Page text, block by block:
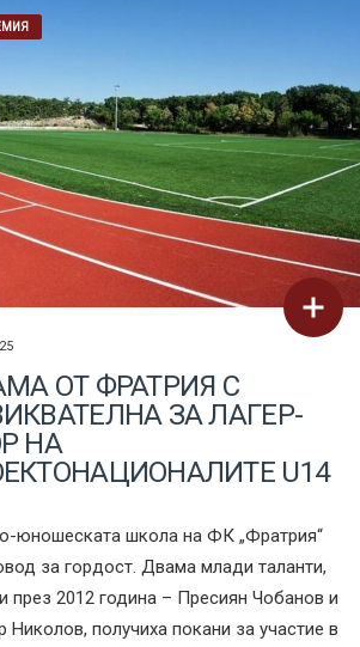
ОТ ФРАТРИЯ С
ЗА ЛАГЕР-
НА
U14
юношеската школа на ФК „Фратрия“
за гордост. Двама млади таланти,
през 2012 година – Пресиян Чобанов и
Николов, получиха покани за участие в